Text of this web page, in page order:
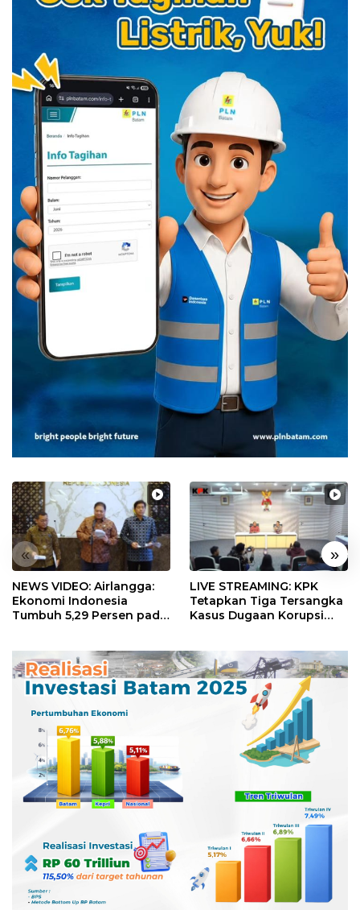
« »
NEWS VIDEO: Airlangga:
Ekonomi Indonesia
Tumbuh 5,29 Persen pada
LIVE STREAMING: KPK
Tetapkan Tiga Tersangka
Kasus Dugaan Korupsi